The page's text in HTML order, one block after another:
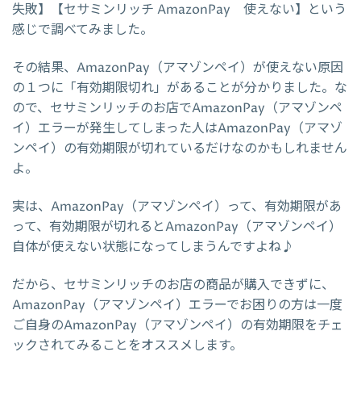
失敗】【セサミンリッチ AmazonPay 使えない】という
感じで調べてみました。
その結果、AmazonPay（アマゾンペイ）が使えない原因
の１つに「有効期限切れ」があることが分かりました。な
ので、セサミンリッチのお店でAmazonPay（アマゾンペ
イ）エラーが発生してしまった人はAmazonPay（アマゾ
ンペイ）の有効期限が切れているだけなのかもしれません
よ。
実は、AmazonPay（アマゾンペイ）って、有効期限があ
って、有効期限が切れるとAmazonPay（アマゾンペイ）
自体が使えない状態になってしまうんですよね♪
だから、セサミンリッチのお店の商品が購入できずに、
AmazonPay（アマゾンペイ）エラーでお困りの方は一度
ご自身のAmazonPay（アマゾンペイ）の有効期限をチェ
ックされてみることをオススメします。